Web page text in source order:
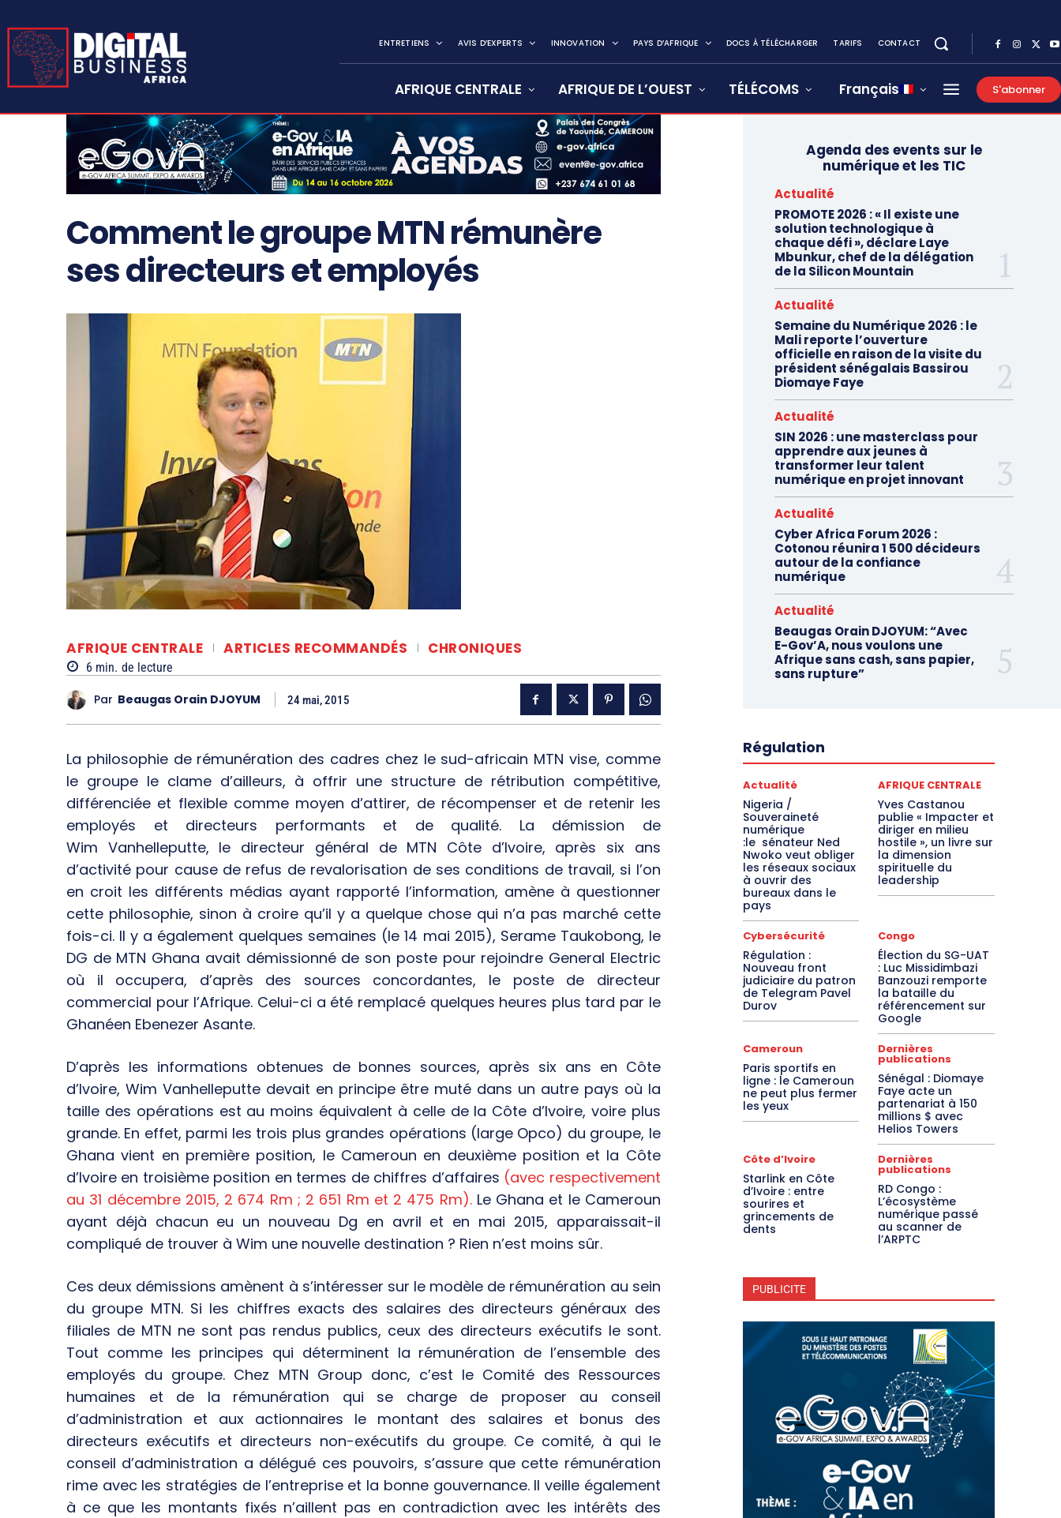
ENTRETIENS AVIS D’EXPERTS INNOVATION PAYS D’AFRIQUE DOCS À TÉLÉCHARGER TARIFS CONTACT
AFRIQUE CENTRALE AFRIQUE DE L’OUEST TÉLÉCOMS Français S'abonner
Comment le groupe MTN rémunère
ses directeurs et employés
AFRIQUE CENTRALE ARTICLES RECOMMANDÉS CHRONIQUES
6 min. de lecture
Par Beaugas Orain DJOYUM 24 mai, 2015
La philosophie de rémunération des cadres chez le sud-africain MTN vise, comme
le groupe le clame d’ailleurs, à offrir une structure de rétribution compétitive,
différenciée et flexible comme moyen d’attirer, de récompenser et de retenir les
employés et directeurs performants et de qualité. La démission de
Wim Vanhelleputte, le directeur général de MTN Côte d’Ivoire, après six ans
d’activité pour cause de refus de revalorisation de ses conditions de travail, si l’on
en croit les différents médias ayant rapporté l’information, amène à questionner
cette philosophie, sinon à croire qu’il y a quelque chose qui n’a pas marché cette
fois-ci. Il y a également quelques semaines (le 14 mai 2015), Serame Taukobong, le
DG de MTN Ghana avait démissionné de son poste pour rejoindre General Electric
où il occupera, d’après des sources concordantes, le poste de directeur
commercial pour l’Afrique. Celui-ci a été remplacé quelques heures plus tard par le
Ghanéen Ebenezer Asante.
D’après les informations obtenues de bonnes sources, après six ans en Côte
d’Ivoire, Wim Vanhelleputte devait en principe être muté dans un autre pays où la
taille des opérations est au moins équivalent à celle de la Côte d’Ivoire, voire plus
grande. En effet, parmi les trois plus grandes opérations (large Opco) du groupe, le
Ghana vient en première position, le Cameroun en deuxième position et la Côte
d’Ivoire en troisième position en termes de chiffres d’affaires (avec respectivement
au 31 décembre 2015, 2 674 Rm ; 2 651 Rm et 2 475 Rm). Le Ghana et le Cameroun
ayant déjà chacun eu un nouveau Dg en avril et en mai 2015, apparaissait-il
compliqué de trouver à Wim une nouvelle destination ? Rien n’est moins sûr.
Ces deux démissions amènent à s’intéresser sur le modèle de rémunération au sein
du groupe MTN. Si les chiffres exacts des salaires des directeurs généraux des
filiales de MTN ne sont pas rendus publics, ceux des directeurs exécutifs le sont.
Tout comme les principes qui déterminent la rémunération de l’ensemble des
employés du groupe. Chez MTN Group donc, c’est le Comité des Ressources
humaines et de la rémunération qui se charge de proposer au conseil
d’administration et aux actionnaires le montant des salaires et bonus des
directeurs exécutifs et directeurs non-exécutifs du groupe. Ce comité, à qui le
conseil d’administration a délégué ces pouvoirs, s’assure que cette rémunération
rime avec les stratégies de l’entreprise et la bonne gouvernance. Il veille également
à ce que les montants fixés n’aillent pas en contradiction avec les intérêts des
Agenda des events sur le
numérique et les TIC
Actualité
PROMOTE 2026 : « Il existe une
solution technologique à
chaque défi », déclare Laye
Mbunkur, chef de la délégation
de la Silicon Mountain
Actualité
Semaine du Numérique 2026 : le
Mali reporte l’ouverture
officielle en raison de la visite du
président sénégalais Bassirou
Diomaye Faye
Actualité
SIN 2026 : une masterclass pour
apprendre aux jeunes à
transformer leur talent
numérique en projet innovant
Actualité
Cyber Africa Forum 2026 :
Cotonou réunira 1 500 décideurs
autour de la confiance
numérique
Actualité
Beaugas Orain DJOYUM: “Avec
E-Gov’A, nous voulons une
Afrique sans cash, sans papier,
sans rupture”
Régulation
Actualité
Nigeria /
Souveraineté
numérique
:le sénateur Ned
Nwoko veut obliger
les réseaux sociaux
à ouvrir des
bureaux dans le
pays
AFRIQUE CENTRALE
Yves Castanou
publie « Impacter et
diriger en milieu
hostile », un livre sur
la dimension
spirituelle du
leadership
Cybersécurité
Régulation :
Nouveau front
judiciaire du patron
de Telegram Pavel
Durov
Congo
Élection du SG-UAT
: Luc Missidimbazi
Banzouzi remporte
la bataille du
référencement sur
Google
Cameroun
Paris sportifs en
ligne : le Cameroun
ne peut plus fermer
les yeux
Dernières
publications
Sénégal : Diomaye
Faye acte un
partenariat à 150
millions $ avec
Helios Towers
Côte d’Ivoire
Starlink en Côte
d’Ivoire : entre
sourires et
grincements de
dents
Dernières
publications
RD Congo :
L’écosystème
numérique passé
au scanner de
l’ARPTC
PUBLICITE